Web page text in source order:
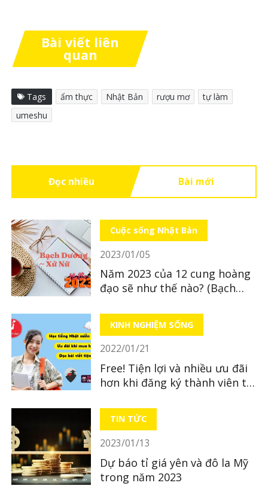
Bài viết liên
quan
Tags ẩm thực Nhật Bản rượu mơ
tự làm
umeshu
Đọc nhiều Bài mới
Cuộc sống Nhật Bản
2023/01/05
Năm 2023 của 12 cung hoàng
đạo sẽ như thế nào? (Bạch
KINH NGHIỆM SỐNG
2022/01/21
Free! Tiện lợi và nhiều ưu đãi
hơn khi đăng ký thành viên tại
TIN TỨC
2023/01/13
Dự báo tỉ giá yên và đô la Mỹ
trong năm 2023